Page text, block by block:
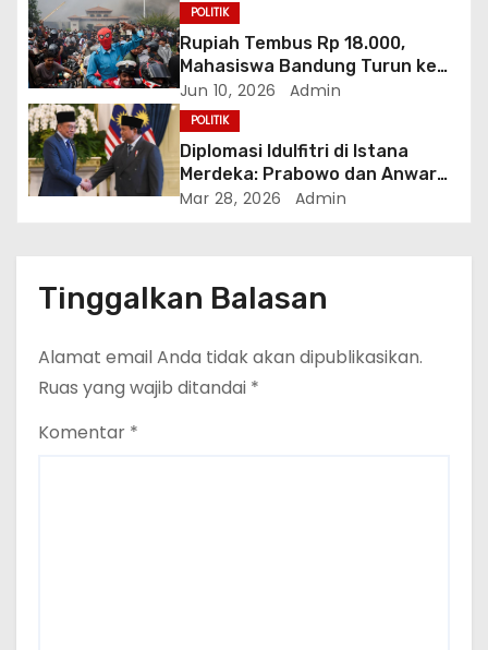
POLITIK
Rupiah Tembus Rp 18.000,
Mahasiswa Bandung Turun ke
Jalan Tuntut Reformasi
Ekonomi Total
Jun 10, 2026 Admin
POLITIK
Diplomasi Idulfitri di Istana
Merdeka: Prabowo dan Anwar
Ibrahim Bahas Solusi Damai
Mar 28, 2026 Admin
Tinggalkan Balasan
Alamat email Anda tidak akan dipublikasikan.
Ruas yang wajib ditandai *
Komentar *